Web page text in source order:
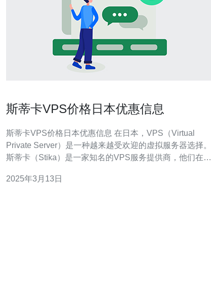
斯蒂卡VPS价格日本优惠信息
斯蒂卡VPS价格日本优惠信息 在日本，VPS（Virtual
Private Server）是一种越来越受欢迎的虚拟服务器选择。
斯蒂卡（Stika）是一家知名的VPS服务提供商，他们在日
绍斯蒂卡VPS在日本的价格优惠信息。 斯蒂卡提供了多种
2025年3月13日